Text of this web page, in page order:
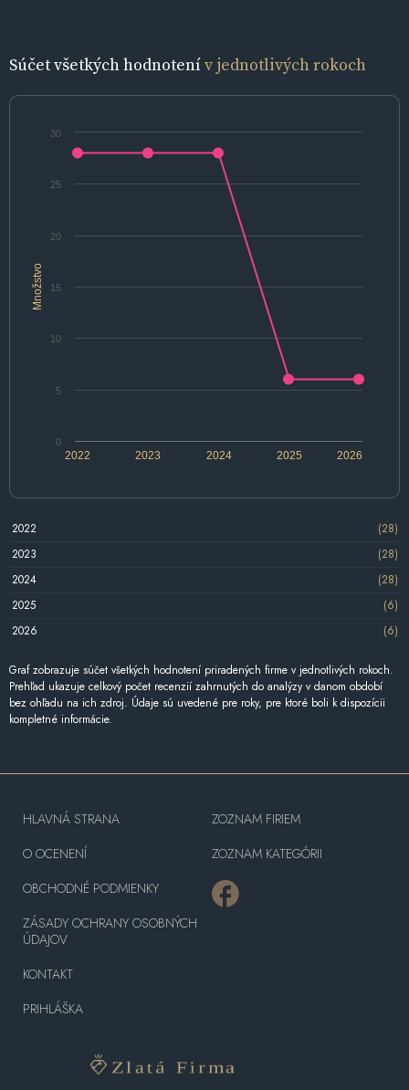
Súčet všetkých hodnotenív jednotlivých rokoch
Množstvo
2022 2024 2026
2023 2025
0
5
10
15
20
25
30
2022
(28)
2023
(28)
2024
(28)
2025
(6)
2026
(6)
Graf zobrazuje súčet všetkých hodnotení priradených firme v jednotlivých rokoch.
Prehľad ukazuje celkový počet recenzií zahrnutých do analýzy v danom období
bez ohľadu na ich zdroj. Údaje sú uvedené pre roky, pre ktoré boli k dispozícii
kompletné informácie.
HLAVNÁ STRANA
O OCENENÍ
OBCHODNÉ PODMIENKY
ZÁSADY OCHRANY OSOBNÝCH
ÚDAJOV
KONTAKT
PRIHLÁŠKA
ZOZNAM FIRIEM
ZOZNAM KATEGÓRII